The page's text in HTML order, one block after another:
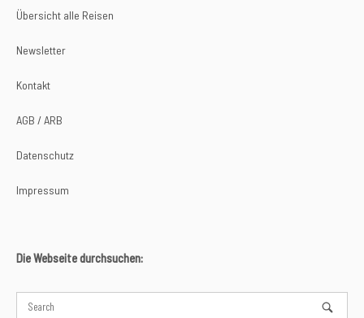
Übersicht alle Reisen
Newsletter
Kontakt
AGB / ARB
Datenschutz
Impressum
Die Webseite durchsuchen: